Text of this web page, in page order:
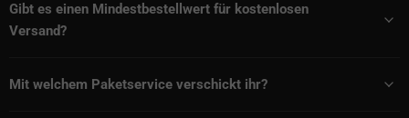
Gibt es einen Mindestbestellwert für kostenlosen
Versand?
Mit welchem Paketservice verschickt ihr?